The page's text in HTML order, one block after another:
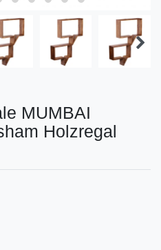
MUMBAI
Holzregal